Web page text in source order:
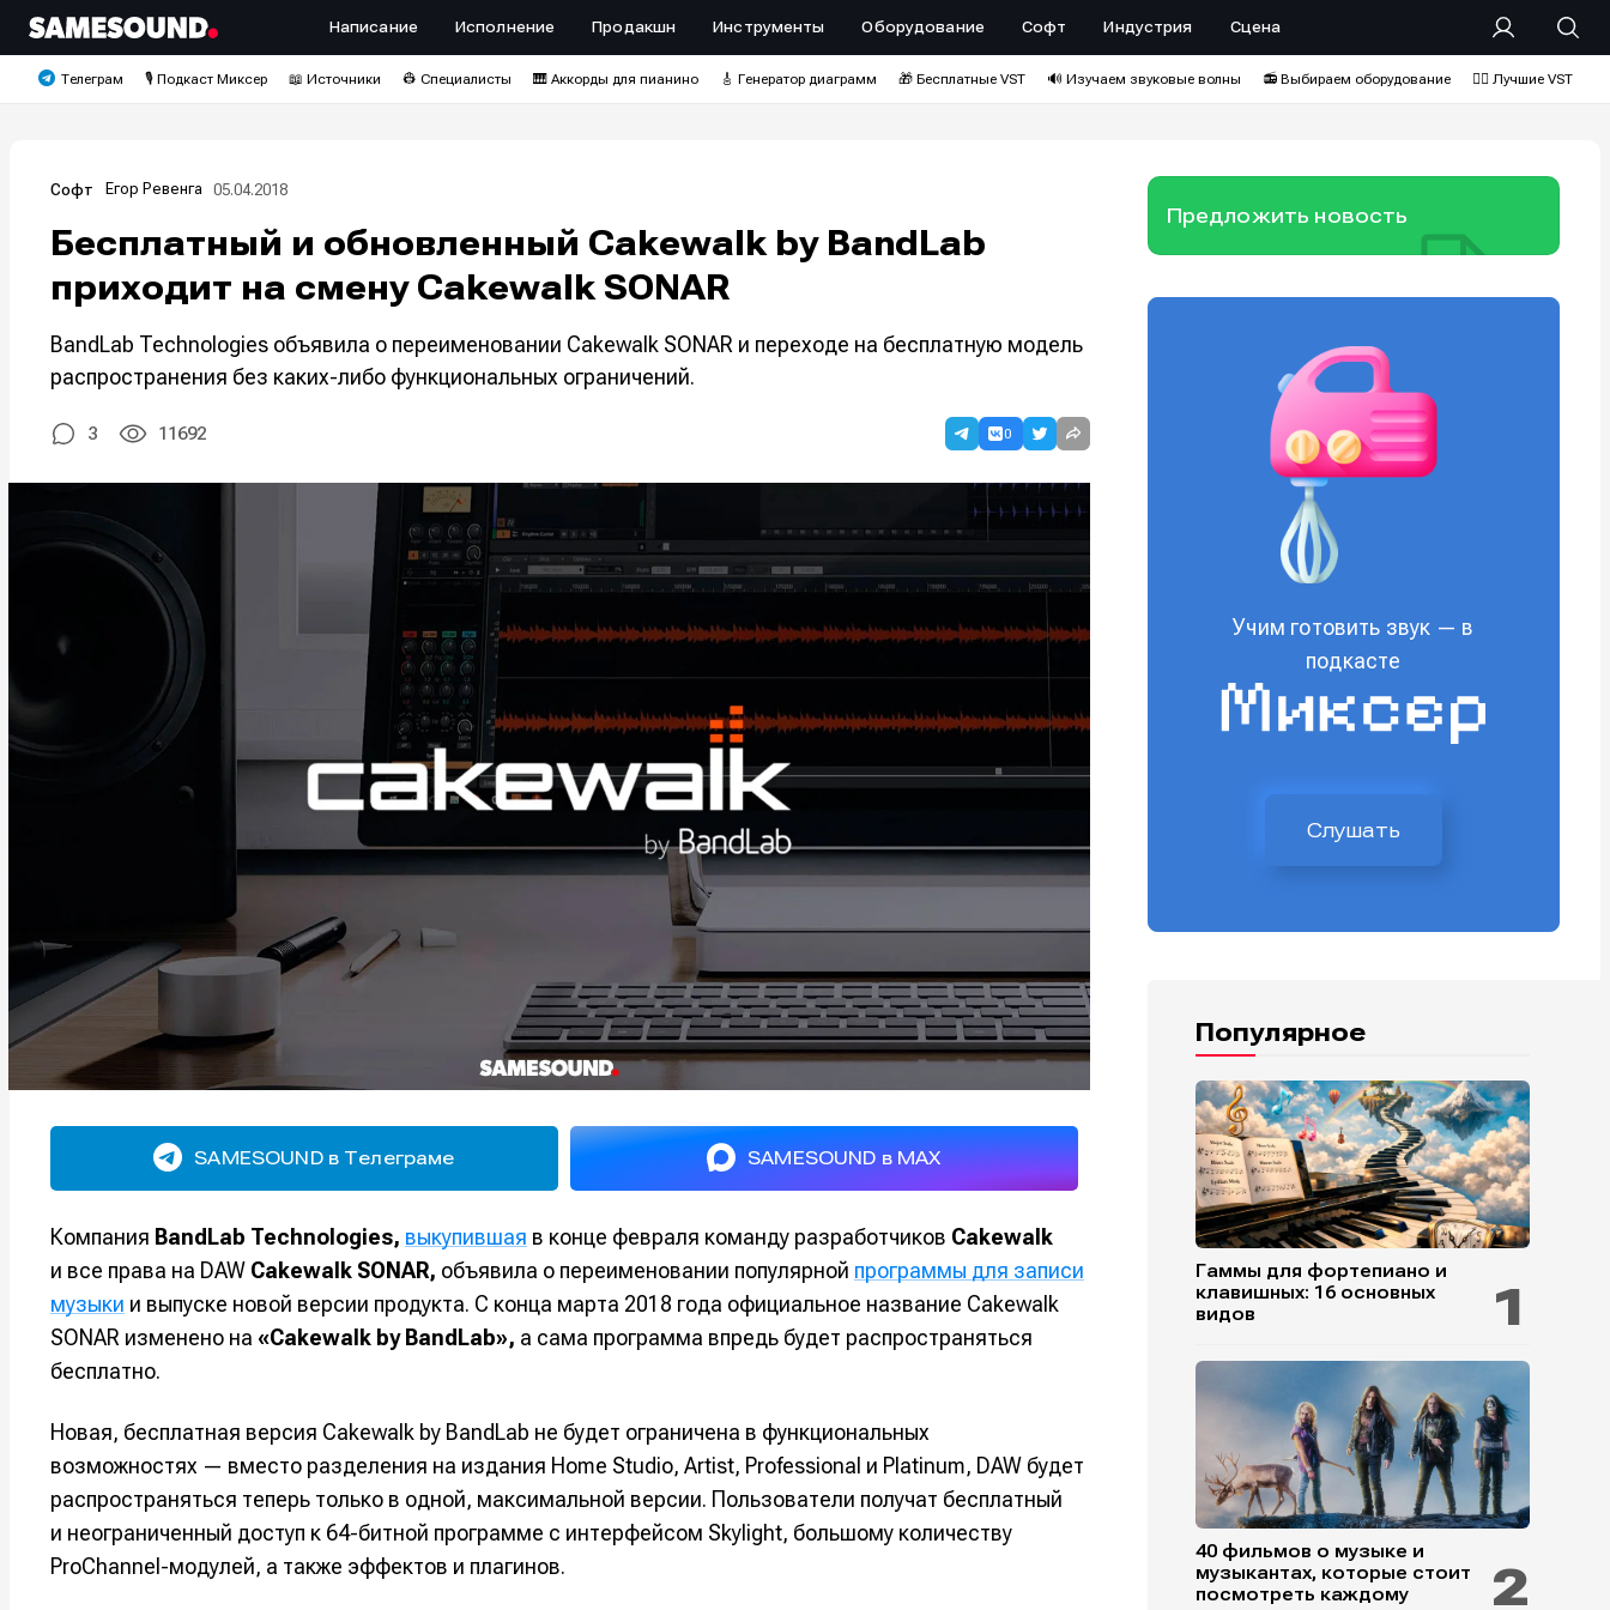
Написание Исполнение Продакшн Инструменты Оборудование Софт Индустрия Сцена
Телеграм 🎙️ Подкаст Миксер 📖 Источники 👷 Специалисты 🎹 Аккорды для пианино 🎸 Генератор диаграмм 🎁 Бесплатные VST 🔊 Изучаем звуковые волны 📻 Выбираем оборудование ❤️‍🔥 Лучшие VST
Софт Егор Ревенга 05.04.2018
Бесплатный и обновленный Cakewalk by BandLab
приходит на смену Cakewalk SONAR
BandLab Technologies объявила о переименовании Cakewalk SONAR и переходе на бесплатную модель
распространения без каких-либо функциональных ограничений.
3 11692 0
SAMESOUND в Телеграме SAMESOUND в MAX
Компания BandLab Technologies, выкупившая в конце февраля команду разработчиков Cakewalk
и все права на DAW Cakewalk SONAR, объявила о переименовании популярной программы для записи
музыки и выпуске новой версии продукта. С конца марта 2018 года официальное название Cakewalk
SONAR изменено на «Cakewalk by BandLab», а сама программа впредь будет распространяться
бесплатно.
Новая, бесплатная версия Cakewalk by BandLab не будет ограничена в функциональных
возможностях — вместо разделения на издания Home Studio, Artist, Professional и Platinum, DAW будет
распространяться теперь только в одной, максимальной версии. Пользователи получат бесплатный
и неограниченный доступ к 64-битной программе с интерфейсом Skylight, большому количеству
ProChannel-модулей, а также эффектов и плагинов.
Предложить новость
Учим готовить звук — в
подкасте
Слушать
Популярное
Гаммы для фортепиано и
клавишных: 16 основных
видов
40 фильмов о музыке и
музыкантах, которые стоит
посмотреть каждому